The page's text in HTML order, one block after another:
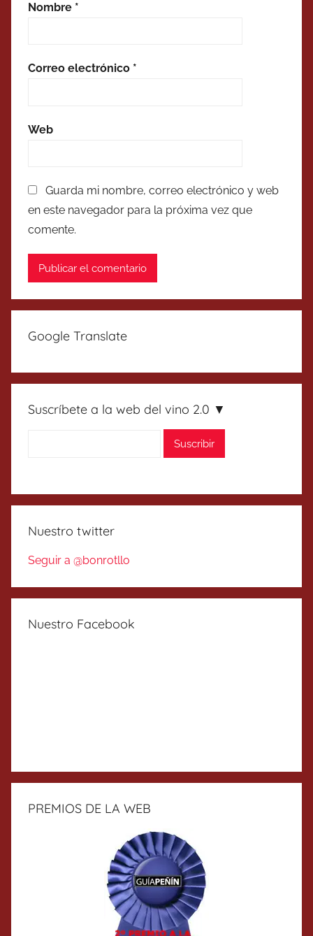
Nombre *
Correo electrónico *
Web
Guarda mi nombre, correo electrónico y web
en este navegador para la próxima vez que
comente.
Google Translate
Suscríbete a la web del vino 2.0 ▼
Nuestro twitter
Seguir a @bonrotllo
Nuestro Facebook
PREMIOS DE LA WEB